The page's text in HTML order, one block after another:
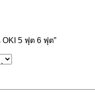
5 ฟุต 6 ฟุต”